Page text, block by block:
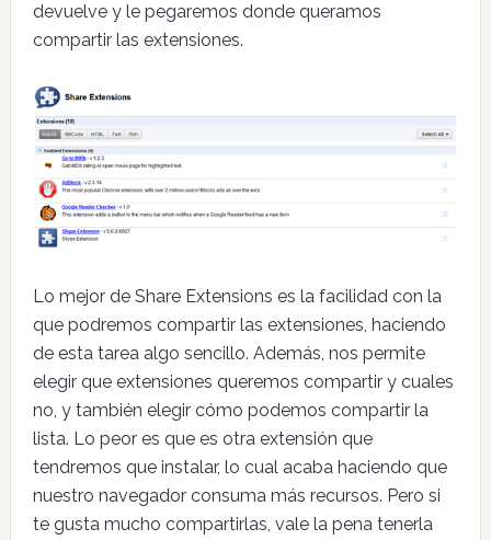
devuelve y le pegaremos donde queramos
compartir las extensiones.
Lo mejor de Share Extensions es la facilidad con la
que podremos compartir las extensiones, haciendo
de esta tarea algo sencillo. Además, nos permite
elegir que extensiones queremos compartir y cuales
no, y también elegir cómo podemos compartir la
lista. Lo peor es que es otra extensión que
tendremos que instalar, lo cual acaba haciendo que
nuestro navegador consuma más recursos. Pero si
te gusta mucho compartirlas, vale la pena tenerla